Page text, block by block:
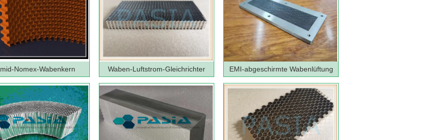
Nomex-Wabenkern Waben-Luftstrom-Gleichrichter EMI-abgeschirmte Wabenlüftung